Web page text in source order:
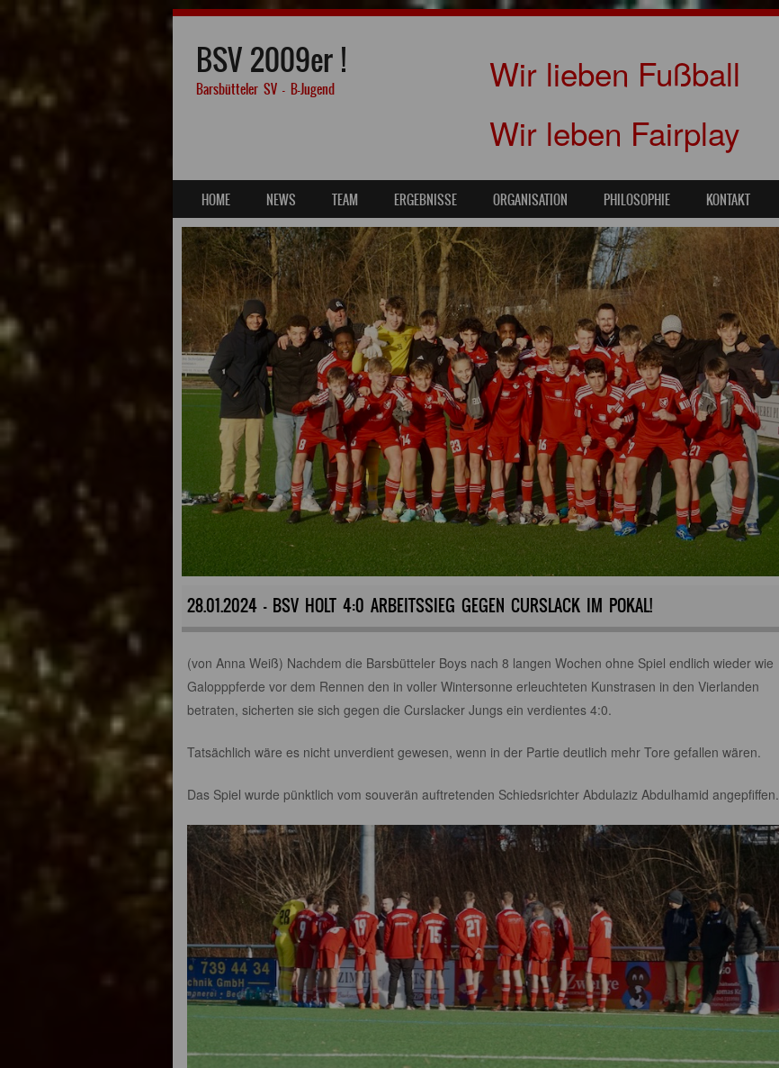
BSV 2009er !
Barsbütteler SV – B-Jugend
Wir lieben Fußball
Wir leben Fairplay
MENU
SKIP TO CONTENT
HOME NEWS TEAM ERGEBNISSE ORGANISATION PHILOSOPHIE KONTAKT
28.01.2024 - BSV HOLT 4:0 ARBEITSSIEG GEGEN CURSLACK IM POKAL!
(von Anna Weiß) Nachdem die Barsbütteler Boys nach 8 langen Wochen ohne Spiel endlich wieder wie
Galopppferde vor dem Rennen den in voller Wintersonne erleuchteten Kunstrasen in den Vierlanden
betraten, sicherten sie sich gegen die Curslacker Jungs ein verdientes 4:0.
Tatsächlich wäre es nicht unverdient gewesen, wenn in der Partie deutlich mehr Tore gefallen wären.
Das Spiel wurde pünktlich vom souverän auftretenden Schiedsrichter Abdulaziz Abdulhamid angepfiffen.